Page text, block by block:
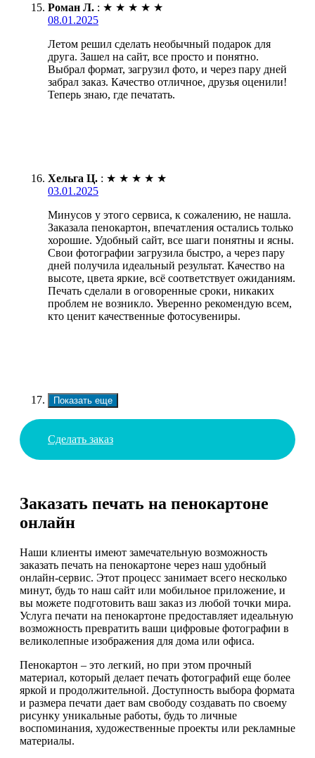
Роман Л. : ★ ★ ★ ★ ★
08.01.2025
Летом решил сделать необычный подарок для
друга. Зашел на сайт, все просто и понятно.
Выбрал формат, загрузил фото, и через пару дней
забрал заказ. Качество отличное, друзья оценили!
Теперь знаю, где печатать.
Хельга Ц. : ★ ★ ★ ★ ★
03.01.2025
Минусов у этого сервиса, к сожалению, не нашла.
Заказала пенокартон, впечатления остались только
хорошие. Удобный сайт, все шаги понятны и ясны.
Свои фотографии загрузила быстро, а через пару
дней получила идеальный результат. Качество на
высоте, цвета яркие, всё соответствует ожиданиям.
Печать сделали в оговоренные сроки, никаких
проблем не возникло. Уверенно рекомендую всем,
кто ценит качественные фотосувениры.
Показать еще
Сделать заказ
Заказать печать на пенокартоне
онлайн
Наши клиенты имеют замечательную возможность
заказать печать на пенокартоне через наш удобный
онлайн-сервис. Этот процесс занимает всего несколько
минут, будь то наш сайт или мобильное приложение, и
вы можете подготовить ваш заказ из любой точки мира.
Услуга печати на пенокартоне предоставляет идеальную
возможность превратить ваши цифровые фотографии в
великолепные изображения для дома или офиса.
Пенокартон – это легкий, но при этом прочный
материал, который делает печать фотографий еще более
яркой и продолжительной. Доступность выбора формата
и размера печати дает вам свободу создавать по своему
рисунку уникальные работы, будь то личные
воспоминания, художественные проекты или рекламные
материалы.